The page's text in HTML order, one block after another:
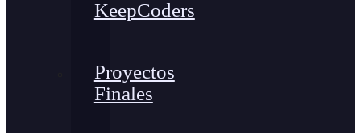
KeepCoders
Proyectos
Finales